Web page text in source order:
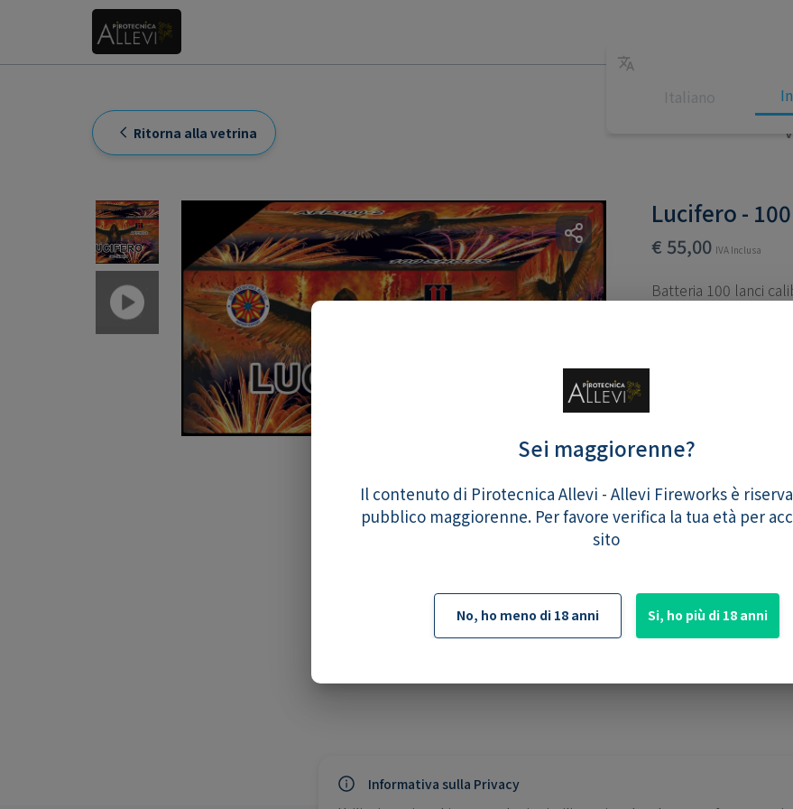
Ritorna alla vetrina
Lucifero -
€ 55,00 IVA Inclusa
Batteria 100 lanci
Informativa sulla Privacy
Sei maggiorenne?
Il contenuto di Pirotecnica Allevi - Allevi Fireworks è
pubblico maggiorenne. Per favore verifica la tua età per
sito
No, ho meno di 18 anni Si, ho più di 18 anni
Italiano